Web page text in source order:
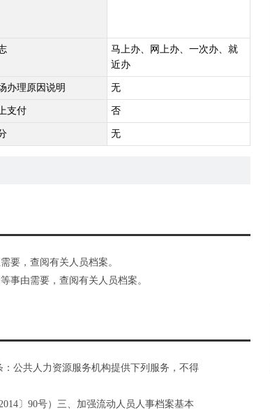
马上办、网上办、一次办、就
近办
办理原因说明 无
支付 否
无
要，查阅有关人员档案。
事由需要，查阅有关人员档案。
公共人力资源服务机构提供下列服务，不得
〕90号）三、加强流动人员人事档案基本